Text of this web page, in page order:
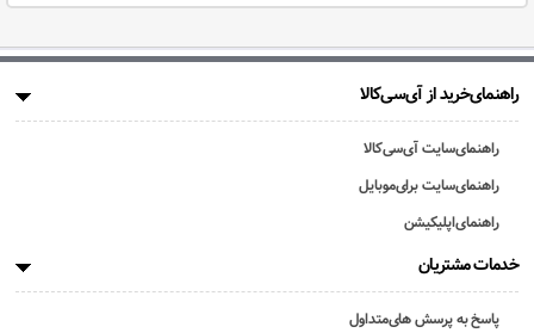
راهنمای‌خرید از آی‌سی‌کالا
راهنمای‌سایت آی‌سی‌کالا
راهنمای‌سایت برای‌موبایل
راهنمای‌اپلیکیشن
خدمات مشتریان
پاسخ به پرسش های‌متداول